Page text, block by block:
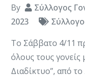
By Σύλλογος
2023
Το Σάββατο 4/11
όλους τους γονείς
Διαδίκτυο”, από το